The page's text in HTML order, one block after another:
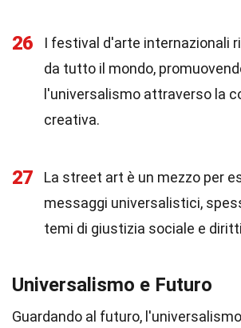
26
I festival d'arte internazionali
da tutto il mondo,
l'universalismo attraverso la
creativa.
27
La street art è un mezzo per
messaggi universalistici,
temi di giustizia sociale e
Universalismo e Futuro
Guardando al futuro,